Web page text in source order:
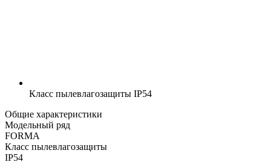
Класс пылевлагозащиты IP54
Общие характеристики
Модельный ряд
FORMA
Класс пылевлагозащиты
IP54